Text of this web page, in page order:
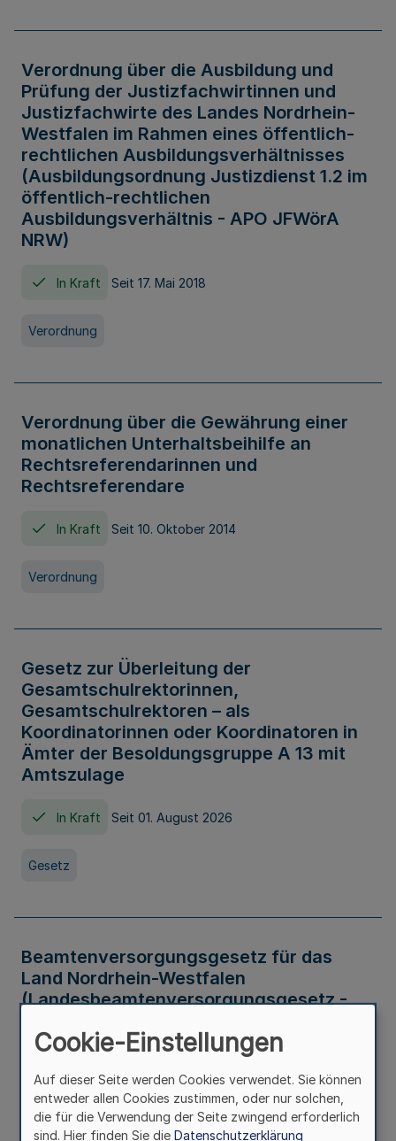
Verordnung über die Ausbildung und
Prüfung der Justizfachwirtinnen und
Justizfachwirte des Landes Nordrhein-
Westfalen im Rahmen eines öffentlich-
rechtlichen Ausbildungsverhältnisses
(Ausbildungsordnung Justizdienst 1.2 im
öffentlich-rechtlichen
Ausbildungsverhältnis - APO JFWörA
NRW)
In Kraft Seit 17. Mai 2018
Verordnung
Verordnung über die Gewährung einer
monatlichen Unterhaltsbeihilfe an
Rechtsreferendarinnen und
Rechtsreferendare
In Kraft Seit 10. Oktober 2014
Verordnung
Gesetz zur Überleitung der
Gesamtschulrektorinnen,
Gesamtschulrektoren – als
Koordinatorinnen oder Koordinatoren in
Ämter der Besoldungsgruppe A 13 mit
Amtszulage
In Kraft Seit 01. August 2026
Gesetz
Beamtenversorgungsgesetz für das
Land Nordrhein-Westfalen
(Landesbeamtenversorgungsgesetz -
Gesetz
Cookie-Einstellungen
Auf dieser Seite werden Cookies verwendet. Sie können
entweder allen Cookies zustimmen, oder nur solchen,
die für die Verwendung der Seite zwingend erforderlich
sind. Hier finden Sie die Datenschutzerklärung